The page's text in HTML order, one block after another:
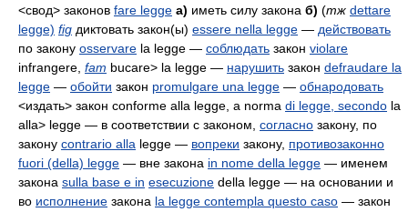
<свод> законов fare legge а) иметь силу закона б) (тж dettare
legge) fig диктовать закон(ы) essere nella legge — действовать
по закону osservare la legge — соблюдать закон violare
infrangere, fam bucare> la legge — нарушить закон defraudare la
legge — обойти закон promulgare una legge — обнародовать
<издать> закон conforme alla legge, a norma di legge, secondo la
alla> legge — в соответствии с законом, согласно закону, по
закону contrario alla legge — вопреки закону, противозаконно
fuori (della) legge — вне закона in nome della legge — именем
закона sulla base e in esecuzione della legge — на основании и
во исполнение закона la legge contempla questo caso — закон